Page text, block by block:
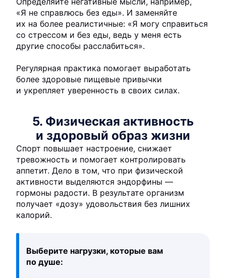
«Я не справлюсь без еды». И заменяйте
их на более реалистичные: «Я могу справиться
со стрессом и без еды, ведь у меня есть
другие способы расслабиться».
Регулярная практика помогает выработать
более здоровые пищевые привычки
и укрепляет уверенность в своих силах.
5. Физическая активность
и здоровый образ жизни
Спорт повышает настроение, снижает
тревожность и помогает контролировать
аппетит. Дело в том, что при физической
активности выделяются эндорфины —
гормоны радости. В результате организм
получает «дозу» удовольствия без лишних
калорий.
Выберите нагрузки, которые вам
по душе: